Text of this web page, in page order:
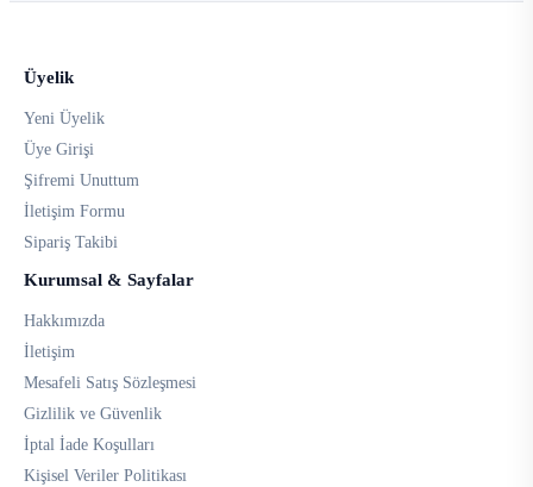
Üyelik
Yeni Üyelik
Üye Girişi
Şifremi Unuttum
İletişim Formu
Sipariş Takibi
Kurumsal & Sayfalar
Hakkımızda
İletişim
Mesafeli Satış Sözleşmesi
Gizlilik ve Güvenlik
İptal İade Koşulları
Kişisel Veriler Politikası